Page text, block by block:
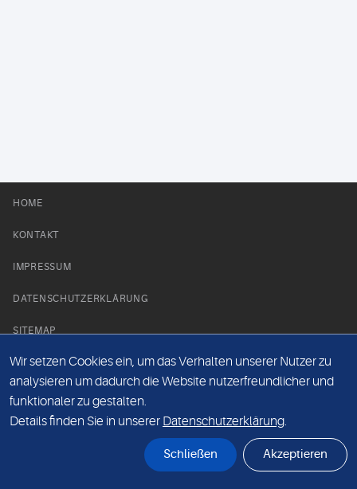
HOME
KONTAKT
IMPRESSUM
DATENSCHUTZERKLÄRUNG
SITEMAP
NEWS PARTNER
Wir setzen Cookies ein, um das Verhalten unserer Nutzer zu
analysieren um dadurch die Website nutzerfreundlicher und
funktionaler zu gestalten.
Details finden Sie in unserer Datenschutzerklärung.
Schließen Akzeptieren